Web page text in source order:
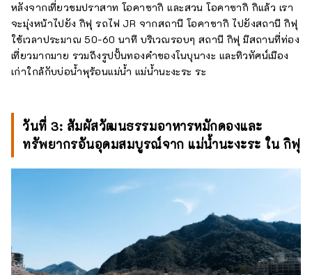
หลังจากเที่ยวชมปราสาท โอคาซากิ และสวน โอคาซากิ กิแล้ว เรา
จะมุ่งหน้าไปยัง กิฟุ รถไฟ JR จากสถานี โอคาซากิ ไปยังสถานี กิฟุ
ใช้เวลาประมาณ 50-60 นาที บริเวณรอบๆ สถานี กิฟุ มีสถานที่ท่อง
เที่ยวมากมาย รวมถึงรูปปั้นทองคำของโนบุนางะ และทิวทัศน์เมือง
เก่าใกล้กับบ่อน้ำพุร้อนแม่น้ำ แม่น้ำนะงะระ ระ
วันที่ 3: สัมผัสวัฒนธรรมอาหารหมักดองและ
ทรัพยากรอันอุดมสมบูรณ์จาก แม่น้ำนะงะระ ใน กิฟุ